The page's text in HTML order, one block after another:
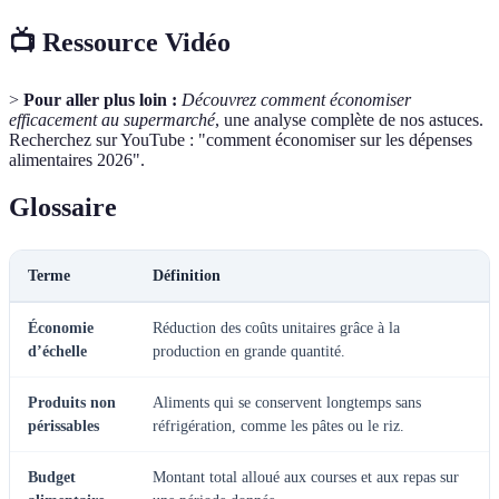
📺 Ressource Vidéo
> Pour aller plus loin : Découvrez comment économiser
efficacement au supermarché, une analyse complète de nos astuces.
Recherchez sur YouTube : "comment économiser sur les dépenses
alimentaires 2026".
Glossaire
Terme Définition
Économie
d’échelle
Réduction des coûts unitaires grâce à la
production en grande quantité.
Produits non
périssables
Aliments qui se conservent longtemps sans
réfrigération, comme les pâtes ou le riz.
Budget
Montant total alloué aux courses et aux repas sur